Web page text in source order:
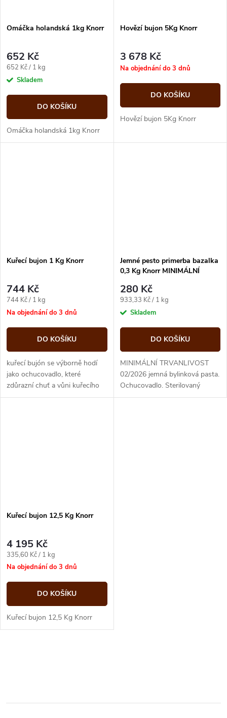
Omáčka holandská 1kg Knorr
652 Kč
Měrná
cena:
652 Kč / 1 kg
Skladem
DO KOŠÍKU
Omáčka holandská 1kg Knorr
Hovězí bujon 5Kg Knorr
3 678 Kč
Na objednání do 3 dnů
DO KOŠÍKU
Hovězí bujon 5Kg Knorr
Kuřecí bujon 1 Kg Knorr
744 Kč
Měrná
cena:
744 Kč / 1 kg
Na objednání do 3 dnů
DO KOŠÍKU
kuřecí bujón se výborně hodí
jako ochucovadlo, které
zdůrazní chuť a vůni kuřecího
masa v teplých i studených
Jemné pesto primerba bazalka
0,3 Kg Knorr MINIMÁLNÍ
280 Kč
Měrná
cena:
933,33 Kč / 1 kg
Skladem
DO KOŠÍKU
MINIMÁLNÍ TRVANLIVOST
02/2026 jemná bylinková pasta.
Ochucovadlo. Sterilovaný
výrobek.
Kuřecí bujon 12,5 Kg Knorr
4 195 Kč
Měrná
cena:
335,60 Kč / 1 kg
Na objednání do 3 dnů
DO KOŠÍKU
Kuřecí bujon 12,5 Kg Knorr
l